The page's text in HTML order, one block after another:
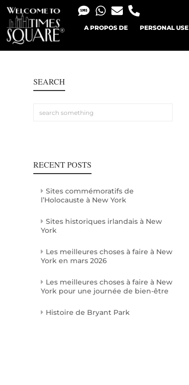
A PROPOS DE PERSONAL USE
SEARCH
RECENT POSTS
Sites commémoratifs de
l’Holocauste à New York
Sites historiques irlandais à New
York
Les meilleures choses à faire à New
York en mars 2026
Les meilleures choses à faire à New
York pour une journée de bien-être
Histoire de Bryant Park